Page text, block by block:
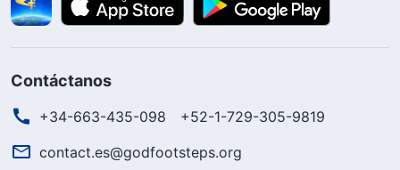
Contáctanos
+34-663-435-098
+52-1-729-305-9819
contact.es@godfootsteps.org